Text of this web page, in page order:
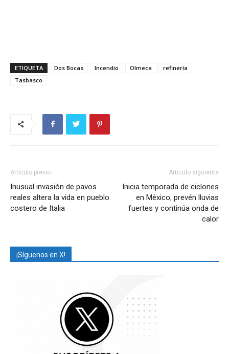
ETIQUETA Dos Bocas Incendio Olmeca
refinería
Tasbasco
Artículo previo
Inusual invasión de pavos
reales altera la vida en pueblo
costero de Italia
Artículo siguiente
Inicia temporada de ciclones
en México; prevén lluvias
fuertes y continúa onda de
calor
¡Síguenos en X!